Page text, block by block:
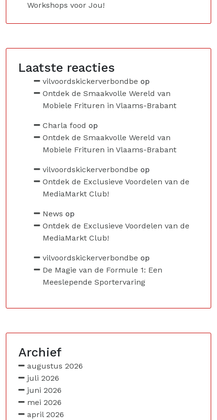
Workshops voor Jou!
Laatste reacties
vilvoordskickerverbondbe op
Ontdek de Smaakvolle Wereld van
Mobiele Frituren in Vlaams-Brabant
Charla food op
Ontdek de Smaakvolle Wereld van
Mobiele Frituren in Vlaams-Brabant
vilvoordskickerverbondbe op
Ontdek de Exclusieve Voordelen van de
MediaMarkt Club!
News op
Ontdek de Exclusieve Voordelen van de
MediaMarkt Club!
vilvoordskickerverbondbe op
De Magie van de Formule 1: Een
Meeslepende Sportervaring
Archief
augustus 2026
juli 2026
juni 2026
mei 2026
april 2026